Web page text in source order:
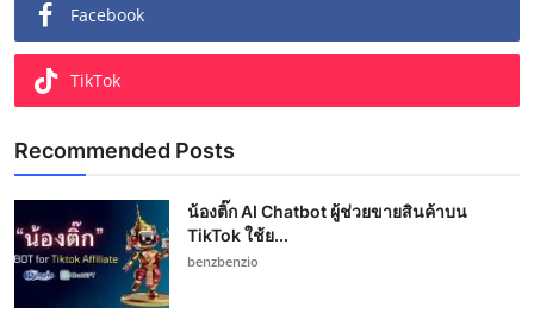
Facebook
TikTok
Recommended Posts
น้องติ๊ก AI Chatbot ผู้ช่วยขายสินค้าบน
TikTok ใช้ย...
benzbenzio